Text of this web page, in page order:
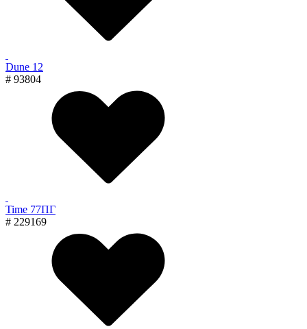
Dune 12
# 93804
Time 77ПГ
# 229169